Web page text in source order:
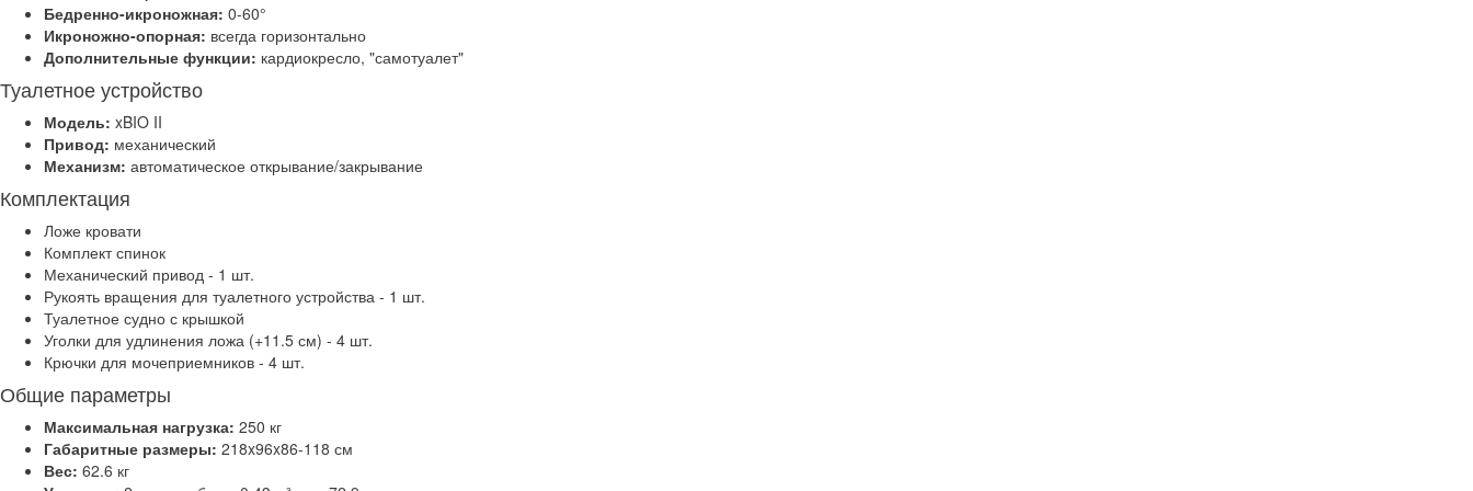
Бедренно-икроножная: 0-60°
Икроножно-опорная: всегда горизонтально
Дополнительные функции: кардиокресло, "самотуалет"
Туалетное устройство
Модель: xBIO II
Привод: механический
Механизм: автоматическое открывание/закрывание
Комплектация
Ложе кровати
Комплект спинок
Механический привод - 1 шт.
Рукоять вращения для туалетного устройства - 1 шт.
Туалетное судно с крышкой
Уголки для удлинения ложа (+11.5 см) - 4 шт.
Крючки для мочеприемников - 4 шт.
Общие параметры
Максимальная нагрузка: 250 кг
Габаритные размеры: 218x96x86-118 см
Вес: 62.6 кг